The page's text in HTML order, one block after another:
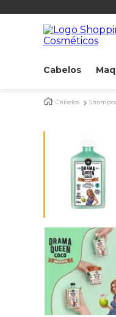
Cabelos
Cabelos